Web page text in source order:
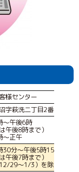
様センター
字萩洗二丁目2番地3
～午後6時
午後8時まで）
～正午
分～午後5時15分
午後7時まで）
29〜1/3）を除く